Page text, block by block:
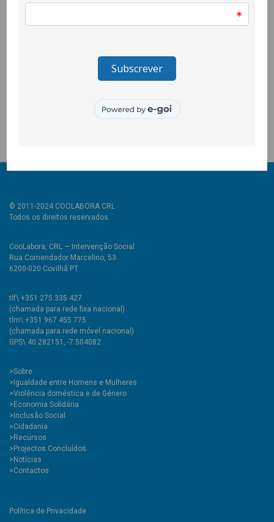
nacionalidades e culturas muito diversas.
parceria da Santa Casa da Misericórdia da Covilhã, Museu de
Lanifícios e Universidade da Beira Interior.
O projecto foi premiado pelo programa Caixa Social, da Caixa
© 2011-2024 COOLABORA CRL
Todos os direitos reservados
CooLabora, CRL — Intervenção Social
Rua Comendador Marcelino, 53
6200-020 Covilhã PT
tlf\ +351 275 335 427
(chamada para rede fixa nacional)
tlm\ +351 967 455 775
(chamada para rede móvel nacional)
GPS\ 40.282151, -7.504082
>Sobre
>Igualdade entre Homens e Mulheres
>Violência doméstica e de Género
>Economia Solidária
>Inclusão Social
>Cidadania
>Recursos
>Projectos Concluídos
>Notícias
>Contactos
Política de Privacidade